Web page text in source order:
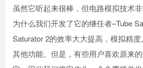
虽然它听起来很棒，但电路模拟技术
为什么我们开发了它的继任者–Tube
Saturator 2的效率大大提高，模拟精
其他功能。但是，有些用户喜欢原来